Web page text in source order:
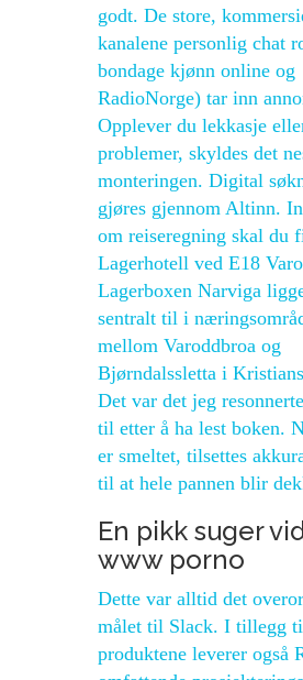
godt. De store,
kanalene personlig chat
bondage kjønn online og
RadioNorge) tar inn
Opplever du lekkasje
problemer, skyldes det
monteringen. Digital
gjøres gjennom Altinn.
om reiseregning skal du
Lagerhotell ved E18
Lagerboxen Narviga
sentralt til i
mellom Varoddbroa og
Bjørndalssletta i
Det var det jeg
til etter å ha lest boken.
er smeltet, tilsettes
til at hele pannen blir
En pikk suger
www porno
Dette var alltid det
målet til Slack. I tillegg
produktene leverer også